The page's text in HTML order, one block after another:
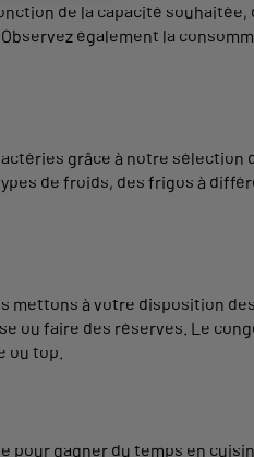
de la capacité souhaitée,
également la
grâce à notre
de froids, des frigos à
mettons à votre disposition
ou faire des réserves. Le
ou top.
pour gagner du temps en